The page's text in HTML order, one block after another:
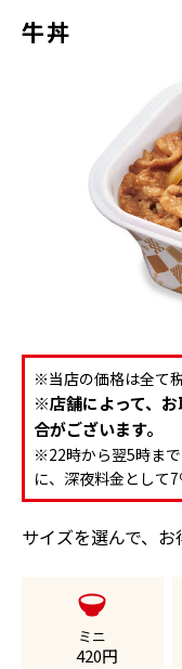
牛丼
※当店の価格は全て
※店舗によって、
合がございます。
※22時から翌5時ま
に、深夜料金として
サイズを選んで、お
ミニ
420円